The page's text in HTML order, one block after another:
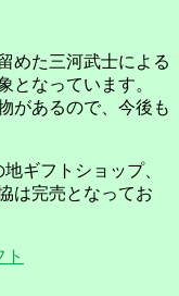
めた三河武士による
となっています。
があるので、今後も
ギフトショップ、
は完売となってお